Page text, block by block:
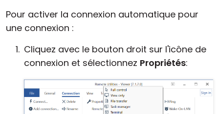
Pour activer la connexion automatique pour
une connexion :
Cliquez avec le bouton droit sur l'icône de
connexion et sélectionnez Propriétés: